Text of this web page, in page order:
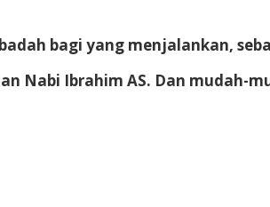
bagi yang menjalankan,
Nabi Ibrahim AS. Dan mudah-